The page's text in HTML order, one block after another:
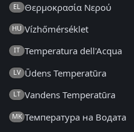
EL Θερμοκρασία Νερού
HU Vízhőmérséklet
IT Temperatura dell'Acqua
LV Ūdens Temperatūra
LT Vandens Temperatūra
MK Температура на Водата